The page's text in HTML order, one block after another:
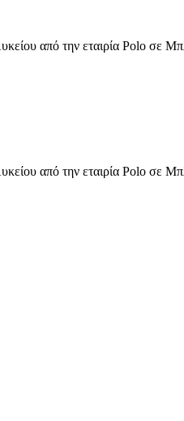
από την εταιρία Polo σε
από την εταιρία Polo σε